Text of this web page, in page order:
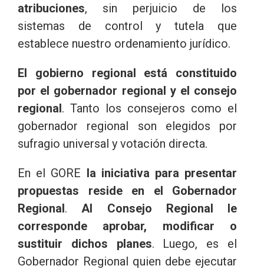
atribuciones, sin perjuicio de los
sistemas de control y tutela que
establece nuestro ordenamiento jurídico.
El gobierno regional está constituido
por el gobernador regional y el consejo
regional. Tanto los consejeros como el
gobernador regional son elegidos por
sufragio universal y votación directa.
En el GORE la iniciativa para presentar
propuestas reside en el Gobernador
Regional. Al Consejo Regional le
corresponde aprobar, modificar o
sustituir dichos planes. Luego, es el
Gobernador Regional quien debe ejecutar